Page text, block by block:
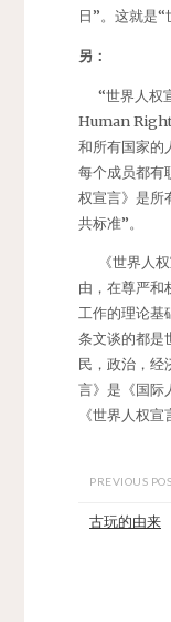
日”。这就是“
另：
“世界人权
Human
和所有国家的
每个成员都有
权宣言》是所
共标准”。
《世界人权
由，在尊严和
工作的理论基
条文谈的都是
民，政治，经
言》是《国际
《世界人权
PREVIOUS
古玩的由来